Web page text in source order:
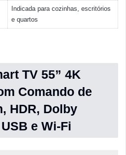
Indicada para cozinhas, escritórios
e quartos
TV 55” 4K
Comando de
HDR, Dolby
e Wi-Fi